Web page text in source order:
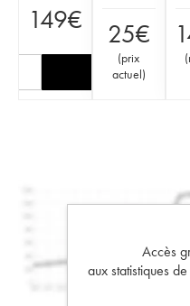
149€ 25€
(prix
actuel)
(
Accès
aux statistiques